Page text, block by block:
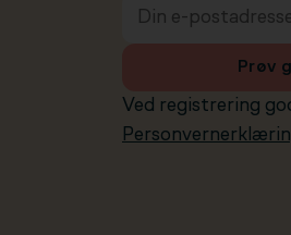
Ved registrering
Prøv